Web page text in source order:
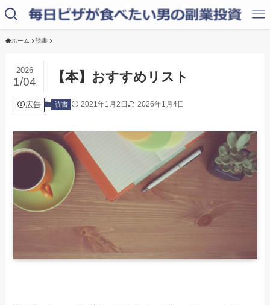
ホーム 読書
【本】おすすめリスト
2026
1/04
広告 読書 2021年1月2日 2026年1月4日